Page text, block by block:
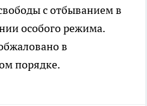
с отбыванием в
особого режима.
в
порядке.